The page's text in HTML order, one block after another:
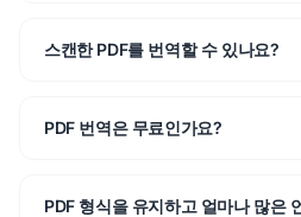
스캔한 PDF를 번역할 수 있나요?
PDF 번역은 무료인가요?
PDF 형식을 유지하고 얼마나 많은